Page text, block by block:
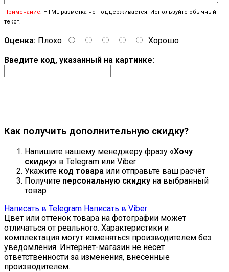
Примечание: HTML разметка не поддерживается! Используйте обычный
текст.
Оценка: Плохо
Хорошо
Введите код, указанный на картинке:
Как получить дополнительную скидку?
Напишите нашему менеджеру фразу «Хочу
скидку» в Telegram или Viber
Укажите код товара или отправьте ваш расчёт
Получите персональную скидку на выбранный
товар
Написать в Telegram Написать в Viber
Цвет или оттенок товара на фотографии может
отличаться от реального. Характеристики и
комплектация могут изменяться производителем без
уведомления. Интернет-магазин не несет
ответственности за изменения, внесенные
производителем.